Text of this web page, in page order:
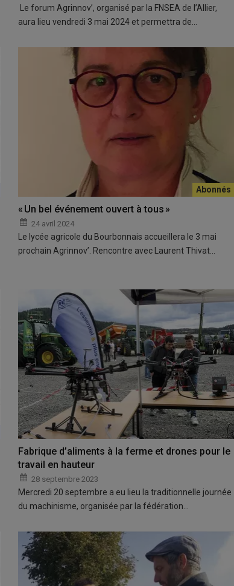
Le forum Agrinnov’, organisé par la FNSEA de l’Allier,
aura lieu vendredi 3 mai 2024 et permettra de…
« Un bel événement ouvert à tous »
24 avril 2024
Le lycée agricole du Bourbonnais accueillera le 3 mai
prochain Agrinnov’. Rencontre avec Laurent Thivat…
Fabrique d’aliments à la ferme et drones pour le
travail en hauteur
28 septembre 2023
Mercredi 20 septembre a eu lieu la traditionnelle journée
du machinisme, organisée par la fédération…